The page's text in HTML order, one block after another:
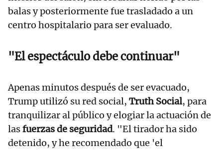
balas y posteriormente fue trasladado a un
centro hospitalario para ser evaluado.
"El espectáculo debe continuar"
Apenas minutos después de ser evacuado,
Trump utilizó su red social, Truth Social, para
tranquilizar al público y elogiar la actuación de
lasfuerzas de seguridad. "El tirador ha sido
detenido, y he recomendado que 'el